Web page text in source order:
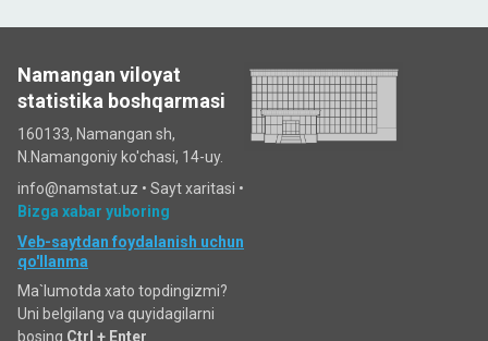
Namangan viloyat
statistika boshqarmasi
160133, Namangan sh,
N.Namangoniy ko'chasi, 14-uy.
info@namstat.uz • Sayt xaritasi •
Bizga xabar yuboring
Veb-saytdan foydalanish uchun
qo'llanma
Ma`lumotda xato topdingizmi?
Uni belgilang va quyidagilarni
bosing Ctrl + Enter